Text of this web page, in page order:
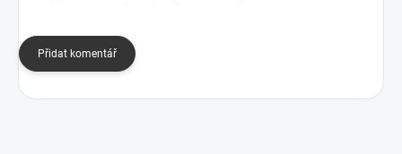
Přidat komentář